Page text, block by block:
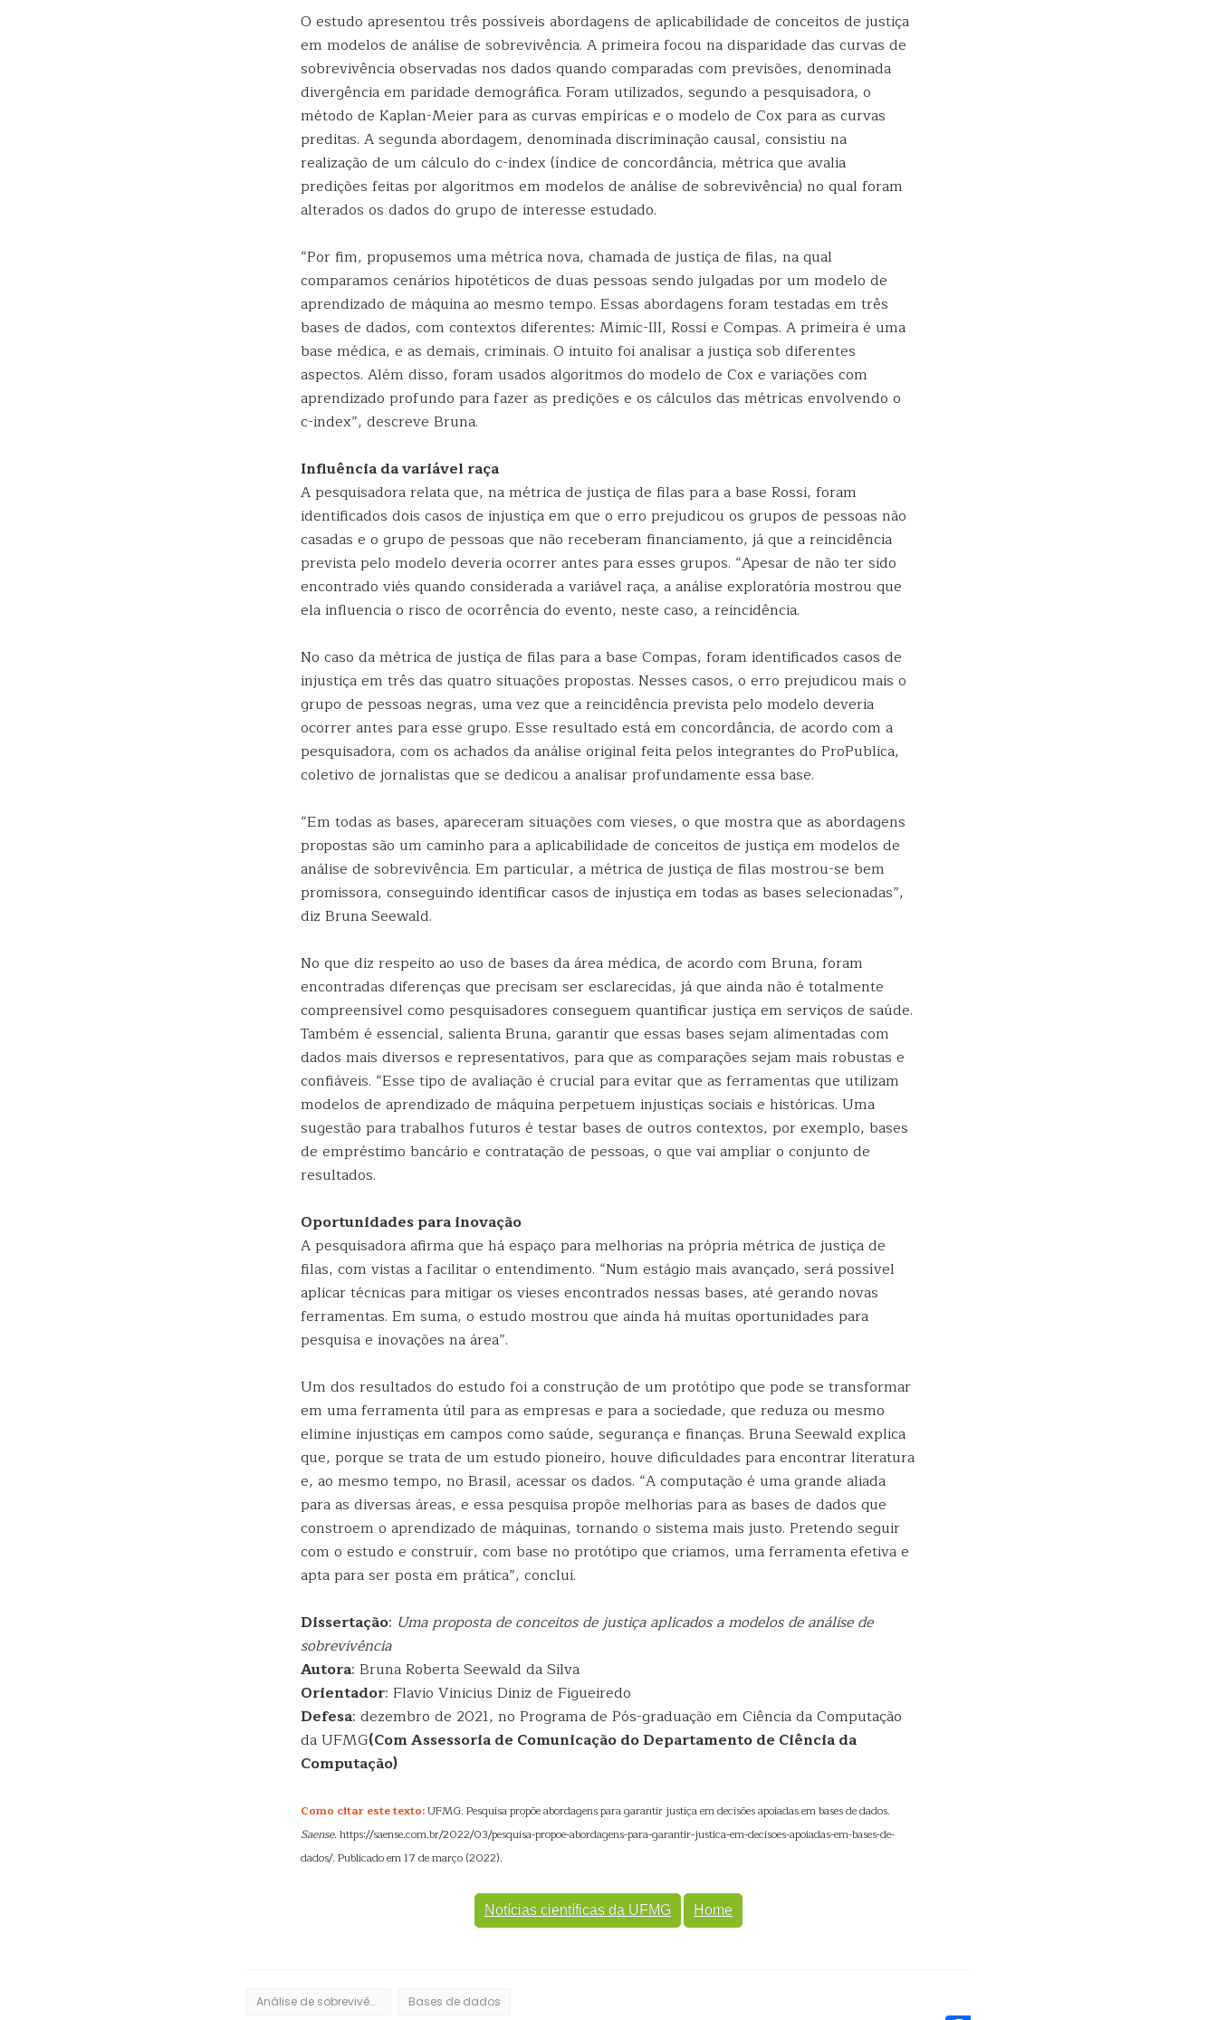
O estudo apresentou três possíveis abordagens de aplicabilidade de conceitos de justiça
em modelos de análise de sobrevivência. A primeira focou na disparidade das curvas de
sobrevivência observadas nos dados quando comparadas com previsões, denominada
divergência em paridade demográfica. Foram utilizados, segundo a pesquisadora, o
método de Kaplan-Meier para as curvas empíricas e o modelo de Cox para as curvas
preditas. A segunda abordagem, denominada discriminação causal, consistiu na
realização de um cálculo do c-index (índice de concordância, métrica que avalia
predições feitas por algoritmos em modelos de análise de sobrevivência) no qual foram
alterados os dados do grupo de interesse estudado.
“Por fim, propusemos uma métrica nova, chamada de justiça de filas, na qual
comparamos cenários hipotéticos de duas pessoas sendo julgadas por um modelo de
aprendizado de máquina ao mesmo tempo. Essas abordagens foram testadas em três
bases de dados, com contextos diferentes: Mimic-III, Rossi e Compas. A primeira é uma
base médica, e as demais, criminais. O intuito foi analisar a justiça sob diferentes
aspectos. Além disso, foram usados algoritmos do modelo de Cox e variações com
aprendizado profundo para fazer as predições e os cálculos das métricas envolvendo o
c-index”, descreve Bruna.
Influência da variável raça
A pesquisadora relata que, na métrica de justiça de filas para a base Rossi, foram
identificados dois casos de injustiça em que o erro prejudicou os grupos de pessoas não
casadas e o grupo de pessoas que não receberam financiamento, já que a reincidência
prevista pelo modelo deveria ocorrer antes para esses grupos. “Apesar de não ter sido
encontrado viés quando considerada a variável raça, a análise exploratória mostrou que
ela influencia o risco de ocorrência do evento, neste caso, a reincidência.
No caso da métrica de justiça de filas para a base Compas, foram identificados casos de
injustiça em três das quatro situações propostas. Nesses casos, o erro prejudicou mais o
grupo de pessoas negras, uma vez que a reincidência prevista pelo modelo deveria
ocorrer antes para esse grupo. Esse resultado está em concordância, de acordo com a
pesquisadora, com os achados da análise original feita pelos integrantes do ProPublica,
coletivo de jornalistas que se dedicou a analisar profundamente essa base.
“Em todas as bases, apareceram situações com vieses, o que mostra que as abordagens
propostas são um caminho para a aplicabilidade de conceitos de justiça em modelos de
análise de sobrevivência. Em particular, a métrica de justiça de filas mostrou-se bem
promissora, conseguindo identificar casos de injustiça em todas as bases selecionadas”,
diz Bruna Seewald.
No que diz respeito ao uso de bases da área médica, de acordo com Bruna, foram
encontradas diferenças que precisam ser esclarecidas, já que ainda não é totalmente
compreensível como pesquisadores conseguem quantificar justiça em serviços de saúde.
Também é essencial, salienta Bruna, garantir que essas bases sejam alimentadas com
dados mais diversos e representativos, para que as comparações sejam mais robustas e
confiáveis. “Esse tipo de avaliação é crucial para evitar que as ferramentas que utilizam
modelos de aprendizado de máquina perpetuem injustiças sociais e históricas. Uma
sugestão para trabalhos futuros é testar bases de outros contextos, por exemplo, bases
de empréstimo bancário e contratação de pessoas, o que vai ampliar o conjunto de
resultados.
Oportunidades para inovação
A pesquisadora afirma que há espaço para melhorias na própria métrica de justiça de
filas, com vistas a facilitar o entendimento. “Num estágio mais avançado, será possível
aplicar técnicas para mitigar os vieses encontrados nessas bases, até gerando novas
ferramentas. Em suma, o estudo mostrou que ainda há muitas oportunidades para
pesquisa e inovações na área”.
Um dos resultados do estudo foi a construção de um protótipo que pode se transformar
em uma ferramenta útil para as empresas e para a sociedade, que reduza ou mesmo
elimine injustiças em campos como saúde, segurança e finanças. Bruna Seewald explica
que, porque se trata de um estudo pioneiro, houve dificuldades para encontrar literatura
e, ao mesmo tempo, no Brasil, acessar os dados. “A computação é uma grande aliada
para as diversas áreas, e essa pesquisa propõe melhorias para as bases de dados que
constroem o aprendizado de máquinas, tornando o sistema mais justo. Pretendo seguir
com o estudo e construir, com base no protótipo que criamos, uma ferramenta efetiva e
apta para ser posta em prática”, conclui.
Dissertação: Uma proposta de conceitos de justiça aplicados a modelos de análise de
sobrevivência
Autora: Bruna Roberta Seewald da Silva
Orientador: Flavio Vinicius Diniz de Figueiredo
Defesa: dezembro de 2021, no Programa de Pós-graduação em Ciência da Computação
da UFMG(Com Assessoria de Comunicação do Departamento de Ciência da
Computação)
Como citar este texto:UFMG. Pesquisa propõe abordagens para garantir justiça em decisões apoiadas em bases de dados.
Saense. https://saense.com.br/2022/03/pesquisa-propoe-abordagens-para-garantir-justica-em-decisoes-apoiadas-em-bases-de-
dados/. Publicado em 17 de março (2022).
Notícias científicas da UFMG Home
Análise de sobrevivência Bases de dados